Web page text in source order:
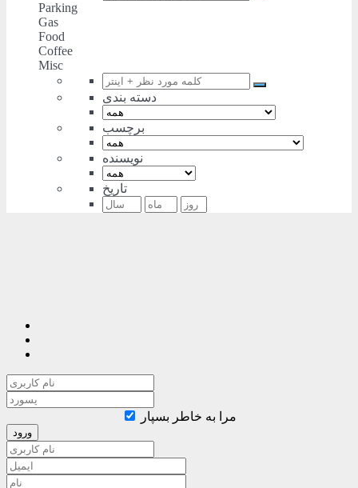
Parking
Gas
Food
Coffee
Misc
دسته بندی
برچسب
نویسنده
تاریخ
مرا به خاطر بسپار